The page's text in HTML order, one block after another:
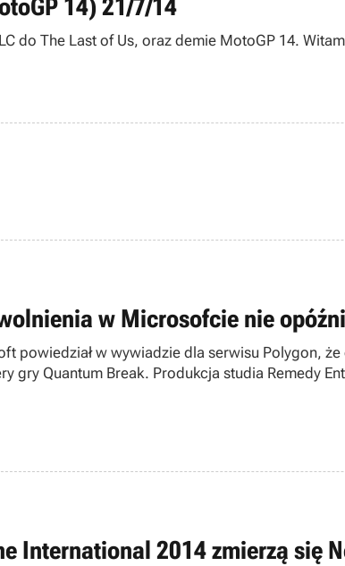
14) 21/7/14
do The Last of Us, oraz demie MotoGP 14.
w Microsofcie nie
powiedział w wywiadzie dla serwisu Polygon,
gry Quantum Break. Produkcja studia Remedy
więc pojawiła się obawa, że
International 2014 zmierzą się